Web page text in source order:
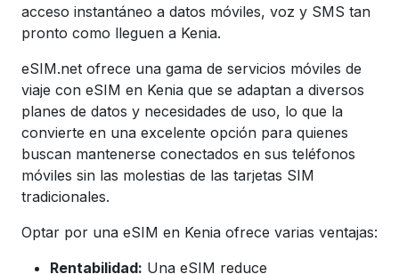
acceso instantáneo a datos móviles, voz y SMS tan
pronto como lleguen a Kenia.
eSIM.net ofrece una gama de servicios móviles de
viaje con eSIM en Kenia que se adaptan a diversos
planes de datos y necesidades de uso, lo que la
convierte en una excelente opción para quienes
buscan mantenerse conectados en sus teléfonos
móviles sin las molestias de las tarjetas SIM
tradicionales.
Optar por una eSIM en Kenia ofrece varias ventajas:
Rentabilidad: Una eSIM reduce